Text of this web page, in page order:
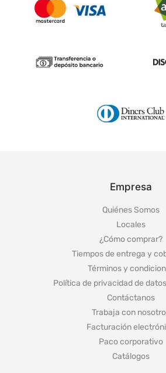
Empresa
Quiénes Somos
Locales
¿Cómo comprar?
Tiempos de entrega y
Términos y
Política de privacidad de
Contáctanos
Trabaja con
Facturación
Paco corporativo
Catálogos